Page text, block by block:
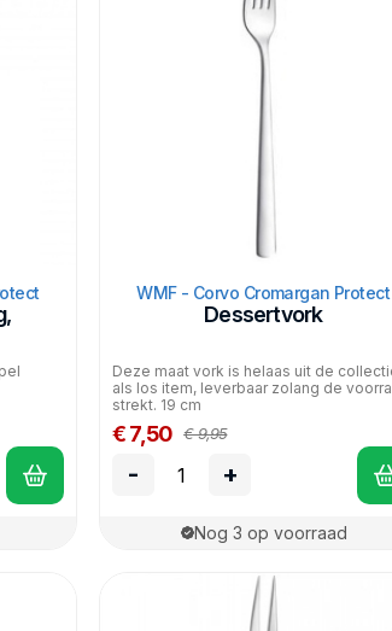
WMF - Corvo Cromargan Protect
Dessertvork
Deze maat vork is helaas uit de
als los item, leverbaar zolang de
strekt. 19 cm
€ 7,50 € 9,95
- +
Nog 3 op voorraad